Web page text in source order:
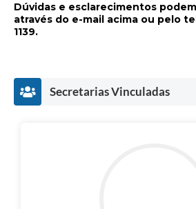
Turismo
Galeria de Vídeos
Projetos
Dúvidas e esclarecimentos
através do e-mail acima ou pelo
1139.
Secretarias Vinculadas